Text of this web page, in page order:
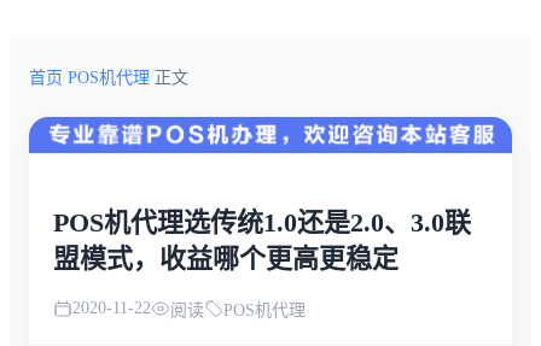
首页/POS机代理/正文
POS机代理选传统1.0还是2.0、3.0联
盟模式，收益哪个更高更稳定
2020-11-22 阅读 POS机代理